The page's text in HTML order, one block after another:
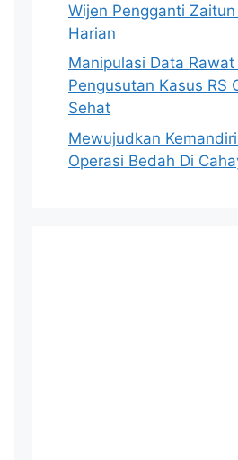
Wijen Pengganti
Harian
Manipulasi Data Rawat
Pengusutan Kasus RS
Sehat
Mewujudkan
Operasi Bedah Di